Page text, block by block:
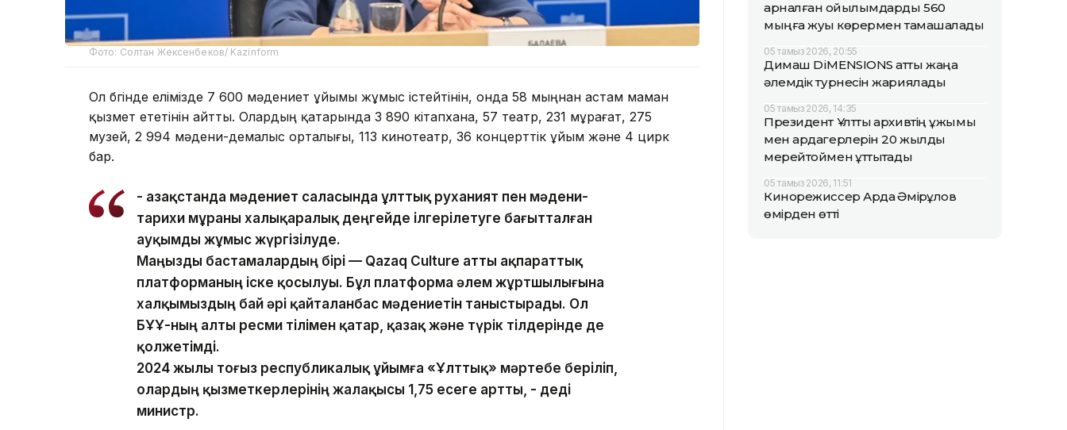
Фото: Солтан Жексенбеков/ Kazinform
Ол бүгінде елімізде 7 600 мәдениет ұйымы жұмыс істейтінін, онда 58 мыңнан астам маман
қызмет ететінін айтты. Олардың қатарында 3 890 кітапхана, 57 театр, 231 мұрағат, 275
музей, 2 994 мәдени-демалыс орталығы, 113 кинотеатр, 36 концерттік ұйым және 4 цирк
бар.
- Қазақстанда мәдениет саласында ұлттық руханият пен мәдени-
тарихи мұраны халықаралық деңгейде ілгерілетуге бағытталған
ауқымды жұмыс жүргізілуде.
Маңызды бастамалардың бірі — Qazaq Culture атты ақпараттық
платформаның іске қосылуы. Бұл платформа әлем жұртшылығына
халқымыздың бай әрі қайталанбас мәдениетін таныстырады. Ол
БҰҰ-ның алты ресми тілімен қатар, қазақ және түрік тілдерінде де
қолжетімді.
2024 жылы тоғыз республикалық ұйымға «Ұлттық» мәртебе беріліп,
олардың қызметкерлерінің жалақысы 1,75 есеге артты, - деді
министр.
арналған қойылымдарды 560
мыңға жуық көрермен тамашалады
05 тамыз 2026, 20:55
Димаш DiMENSIONS атты жаңа
әлемдік турнесін жариялады
05 тамыз 2026, 14:35
Президент Ұлттық архивтің ұжымы
мен ардагерлерін 20 жылдық
мерейтоймен құттықтады
05 тамыз 2026, 11:51
Кинорежиссер Ардақ Әмірқұлов
өмірден өтті